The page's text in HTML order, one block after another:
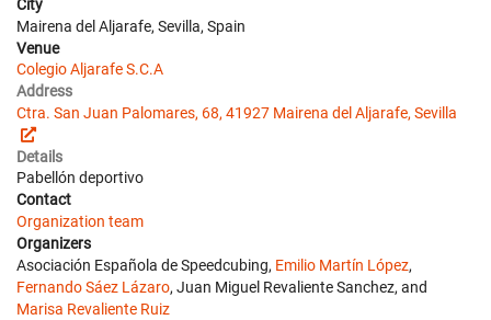
City
Mairena del Aljarafe, Sevilla, Spain
Venue
Colegio Aljarafe S.C.A
Address
Ctra. San Juan Palomares, 68, 41927 Mairena del Aljarafe, Sevilla
Details
Pabellón deportivo
Contact
Organization team
Organizers
Asociación Española de Speedcubing, Emilio Martín López,
Fernando Sáez Lázaro, Juan Miguel Revaliente Sanchez, and
Marisa Revaliente Ruiz